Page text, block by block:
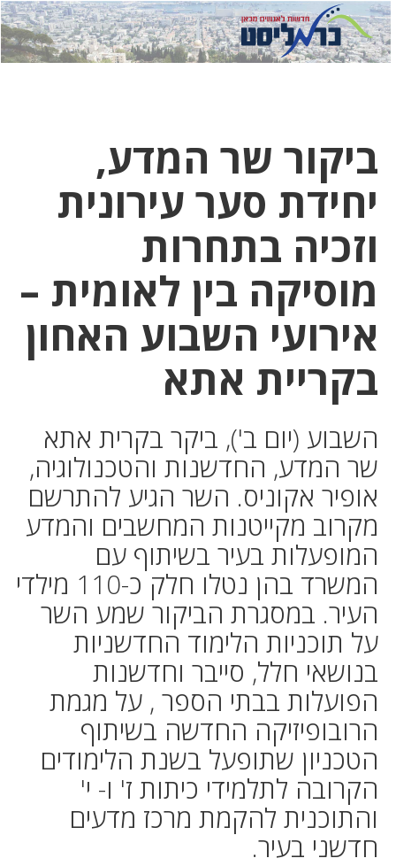
לחץ
כאן
לחץ
כדי
ביקור שר המדע,
יחידת סער עירונית
וזכיה בתחרות
מוסיקה בין לאומית –
אירועי השבוע האחון
בקריית אתא
השבוע (יום ב'), ביקר בקרית אתא
שר המדע, החדשנות והטכנולוגיה,
אופיר אקוניס. השר הגיע להתרשם
מקרוב מקייטנות המחשבים והמדע
המופעלות בעיר בשיתוף עם
המשרד בהן נטלו חלק כ-110 מילדי
העיר. במסגרת הביקור שמע השר
על תוכניות הלימוד החדשניות
בנושאי חלל, סייבר וחדשנות
הפועלות בבתי הספר , על מגמת
הרובופיזיקה החדשה בשיתוף
הטכניון שתופעל בשנת הלימודים
הקרובה לתלמידי כיתות ז' ו- י'
והתוכנית להקמת מרכז מדעים
חדשני בעיר.